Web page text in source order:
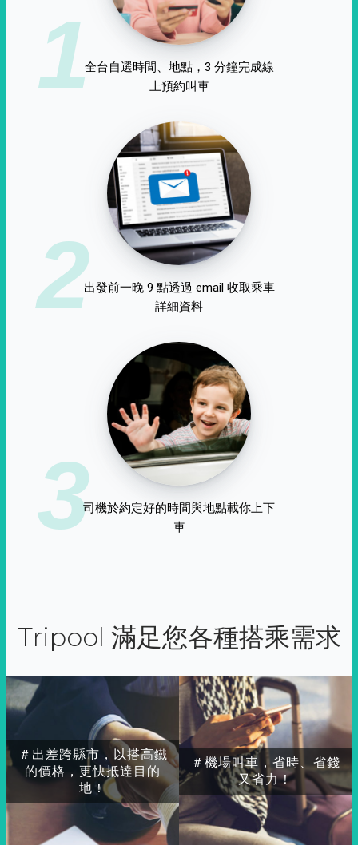
1全台自選時間、地點，3 分鐘完成線
上預約叫車
2出發前一晚 9 點透過 email 收取乘車
詳細資料
3司機於約定好的時間與地點載你上下
車
Tripool 滿足您各種搭乘需求
＃出差跨縣市，以搭高鐵
的價格，更快抵達目的
地！
＃機場叫車，省時、省錢
又省力！